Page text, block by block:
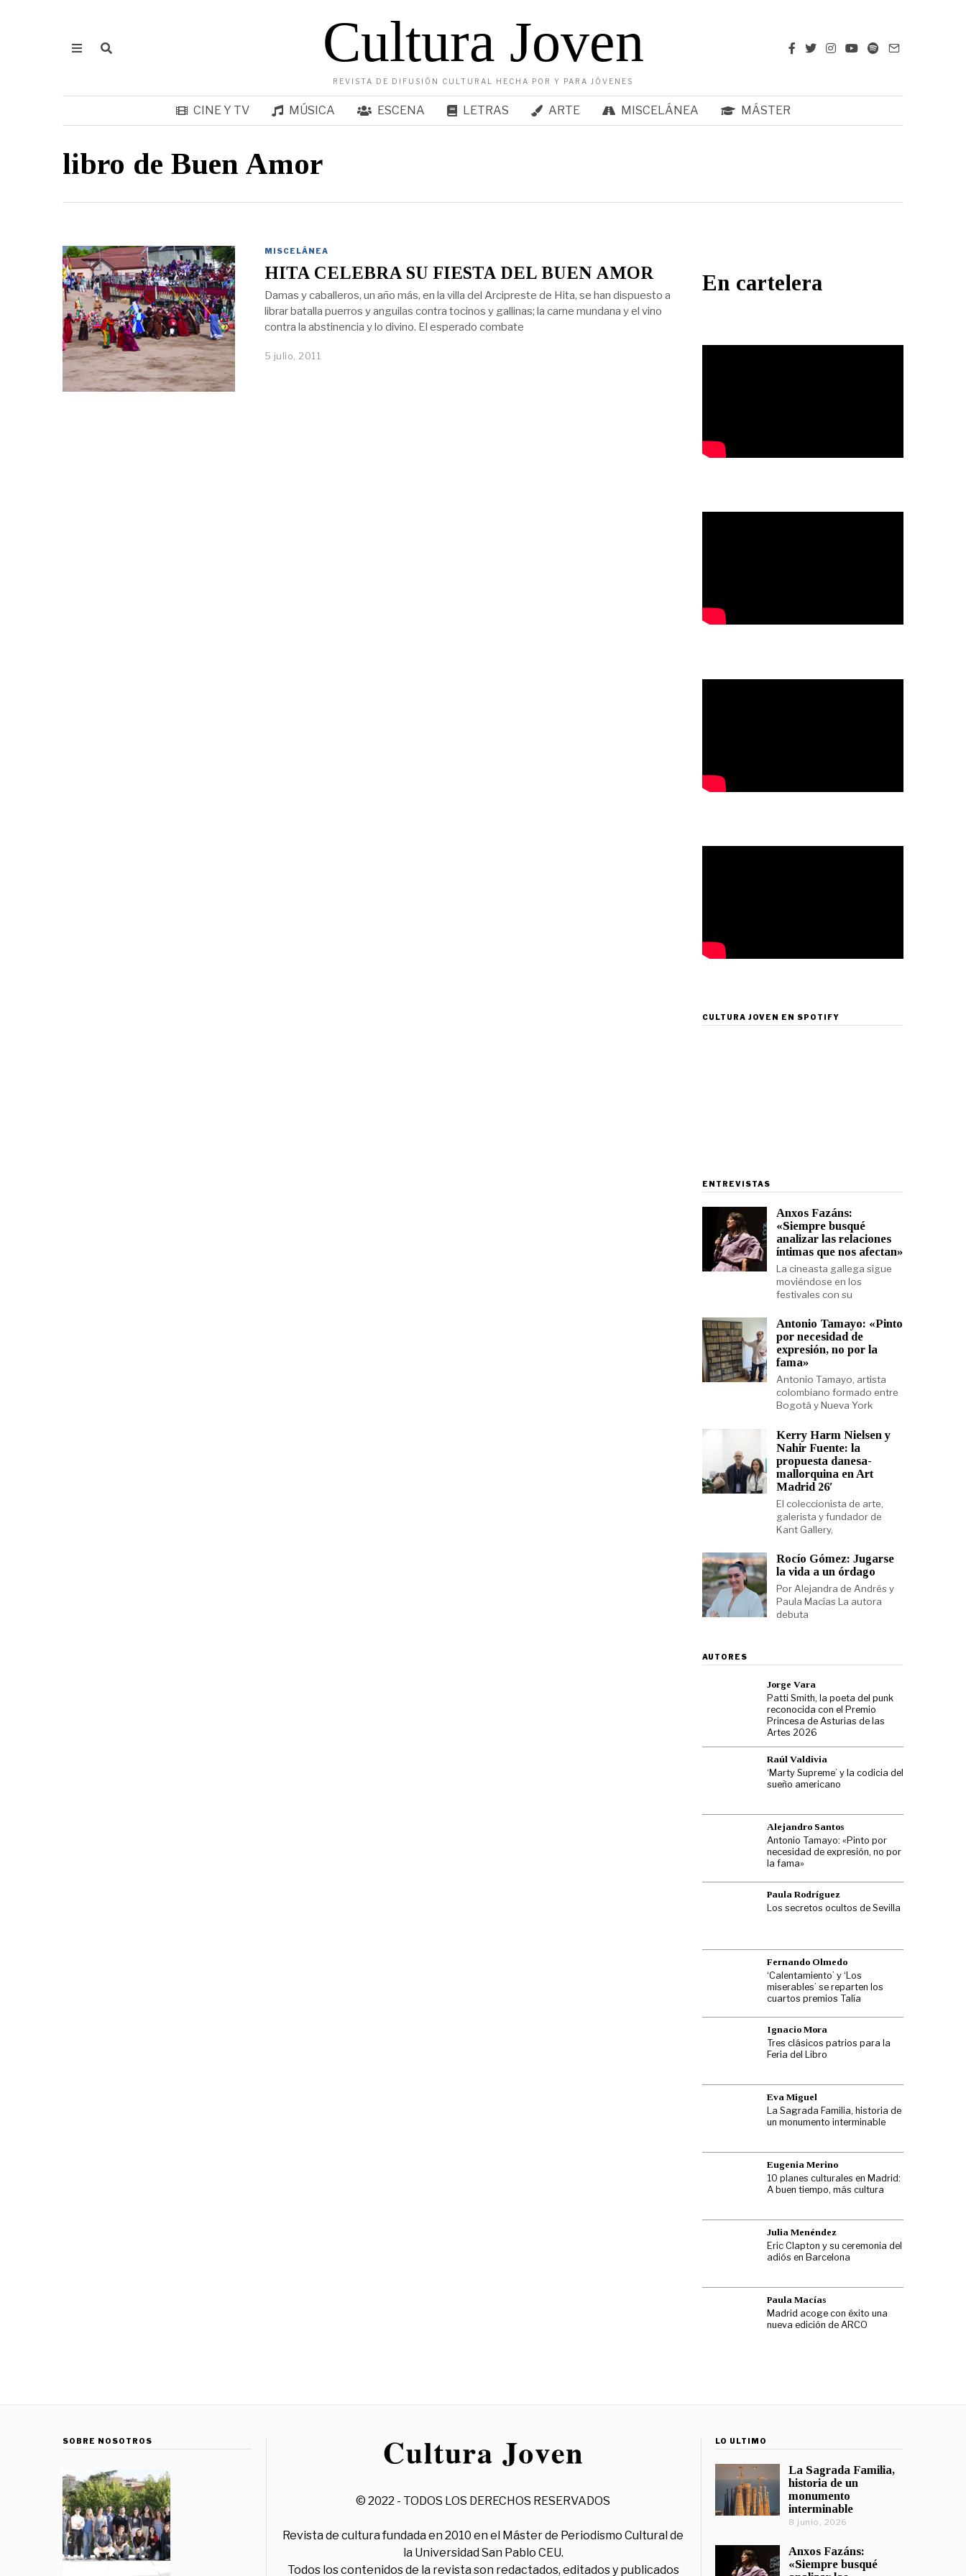
Cultura Joven
REVISTA DE DIFUSIÓN CULTURAL HECHA POR Y PARA JÓVENES
CINE Y TV MÚSICA ESCENA LETRAS ARTE MISCELÁNEA MÁSTER
libro de Buen Amor
MISCELÁNEA
HITA CELEBRA SU FIESTA DEL BUEN AMOR
Damas y caballeros, un año más, en la villa del Arcipreste de Hita, se han dispuesto a
librar batalla puerros y anguilas contra tocinos y gallinas; la carne mundana y el vino
contra la abstinencia y lo divino. El esperado combate
5 julio, 2011
En cartelera
CULTURA JOVEN EN SPOTIFY
ENTREVISTAS
Anxos Fazáns:
«Siempre busqué
analizar las relaciones
íntimas que nos afectan»
La cineasta gallega sigue
moviéndose en los
festivales con su
Antonio Tamayo: «Pinto
por necesidad de
expresión, no por la
fama»
Antonio Tamayo, artista
colombiano formado entre
Bogotá y Nueva York
Kerry Harm Nielsen y
Nahir Fuente: la
propuesta danesa-
mallorquina en Art
Madrid 26′
El coleccionista de arte,
galerista y fundador de
Kant Gallery,
Rocío Gómez: Jugarse
la vida a un órdago
Por Alejandra de Andrés y
Paula Macías La autora
debuta
AUTORES
Jorge Vara
Patti Smith, la poeta del punk
reconocida con el Premio
Princesa de Asturias de las
Artes 2026
Raúl Valdivia
‘Marty Supreme’ y la codicia del
sueño americano
Alejandro Santos
Antonio Tamayo: «Pinto por
necesidad de expresión, no por
la fama»
Paula Rodríguez
Los secretos ocultos de Sevilla
Fernando Olmedo
‘Calentamiento’ y ‘Los
miserables’ se reparten los
cuartos premios Talía
Ignacio Mora
Tres clásicos patrios para la
Feria del Libro
Eva Miguel
La Sagrada Familia, historia de
un monumento interminable
Eugenia Merino
10 planes culturales en Madrid:
A buen tiempo, más cultura
Julia Menéndez
Eric Clapton y su ceremonia del
adiós en Barcelona
Paula Macías
Madrid acoge con éxito una
nueva edición de ARCO
SOBRE NOSOTROS
© 2022 - TODOS LOS DERECHOS RESERVADOS
Revista de cultura fundada en 2010 en el Máster de Periodismo Cultural de
la Universidad San Pablo CEU.
Todos los contenidos de la revista son redactados, editados y publicados
LO ÚLTIMO
La Sagrada Familia,
historia de un
monumento
interminable
8 junio, 2026
Anxos Fazáns:
«Siempre busqué